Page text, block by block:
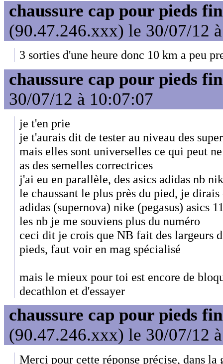
chaussure cap pour pieds
(90.47.246.xxx) le 30/07/12
3 sorties d'une heure donc 10 km a peu
chaussure cap pour pieds
30/07/12 à 10:07:07
je t'en prie
je t'aurais dit de tester au niveau des
mais elles sont universelles ce qui peut
as des semelles correctrices
j'ai eu en parallèle, des asics adidas nb
le chaussant le plus près du pied, je dirais
adidas (supernova) nike (pegasus) asics
les nb je me souviens plus du numéro
ceci dit je crois que NB fait des largeurs
pieds, faut voir en mag spécialisé
mais le mieux pour toi est encore de
decathlon et d'essayer
chaussure cap pour pieds
(90.47.246.xxx) le 30/07/12
Merci pour cette réponse précise, dans la